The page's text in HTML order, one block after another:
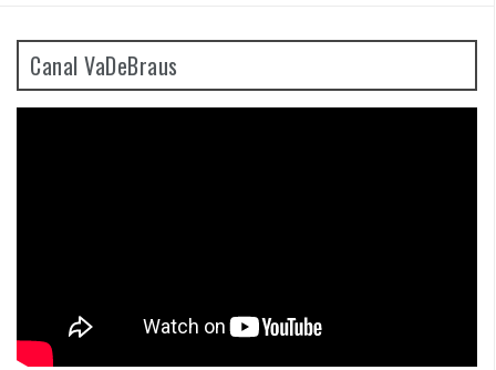
Canal VaDeBraus